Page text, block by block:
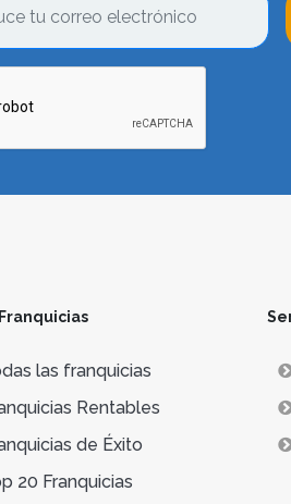
las franquicias
Rentables
de Éxito
20 Franquicias